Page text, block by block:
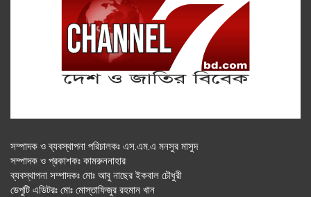
সম্পাদক ও ব্যবস্থাপনা পরিচালকঃ এস.এম.এ মনসুর মাসুদ
সম্পাদক ও প্রকাশকঃ কামরুননাহার
ব্যবস্থাপনা সম্পাদকঃ মোঃ আবু নাছের ইকবাল চৌধুরী
ডেপুটি এডিটরঃ মোঃ মোস্তাফিজুর রহমান খান